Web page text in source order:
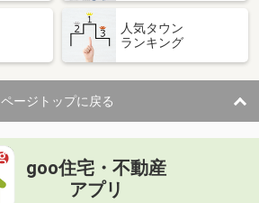
人気タウン
ランキング
ページトップに戻る
goo住宅・不動産
アプリ